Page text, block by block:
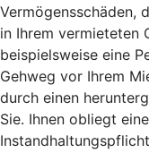
Vermögensschäden,
in Ihrem vermieteten
beispielsweise eine
Gehweg vor Ihrem
durch einen
Sie. Ihnen obliegt